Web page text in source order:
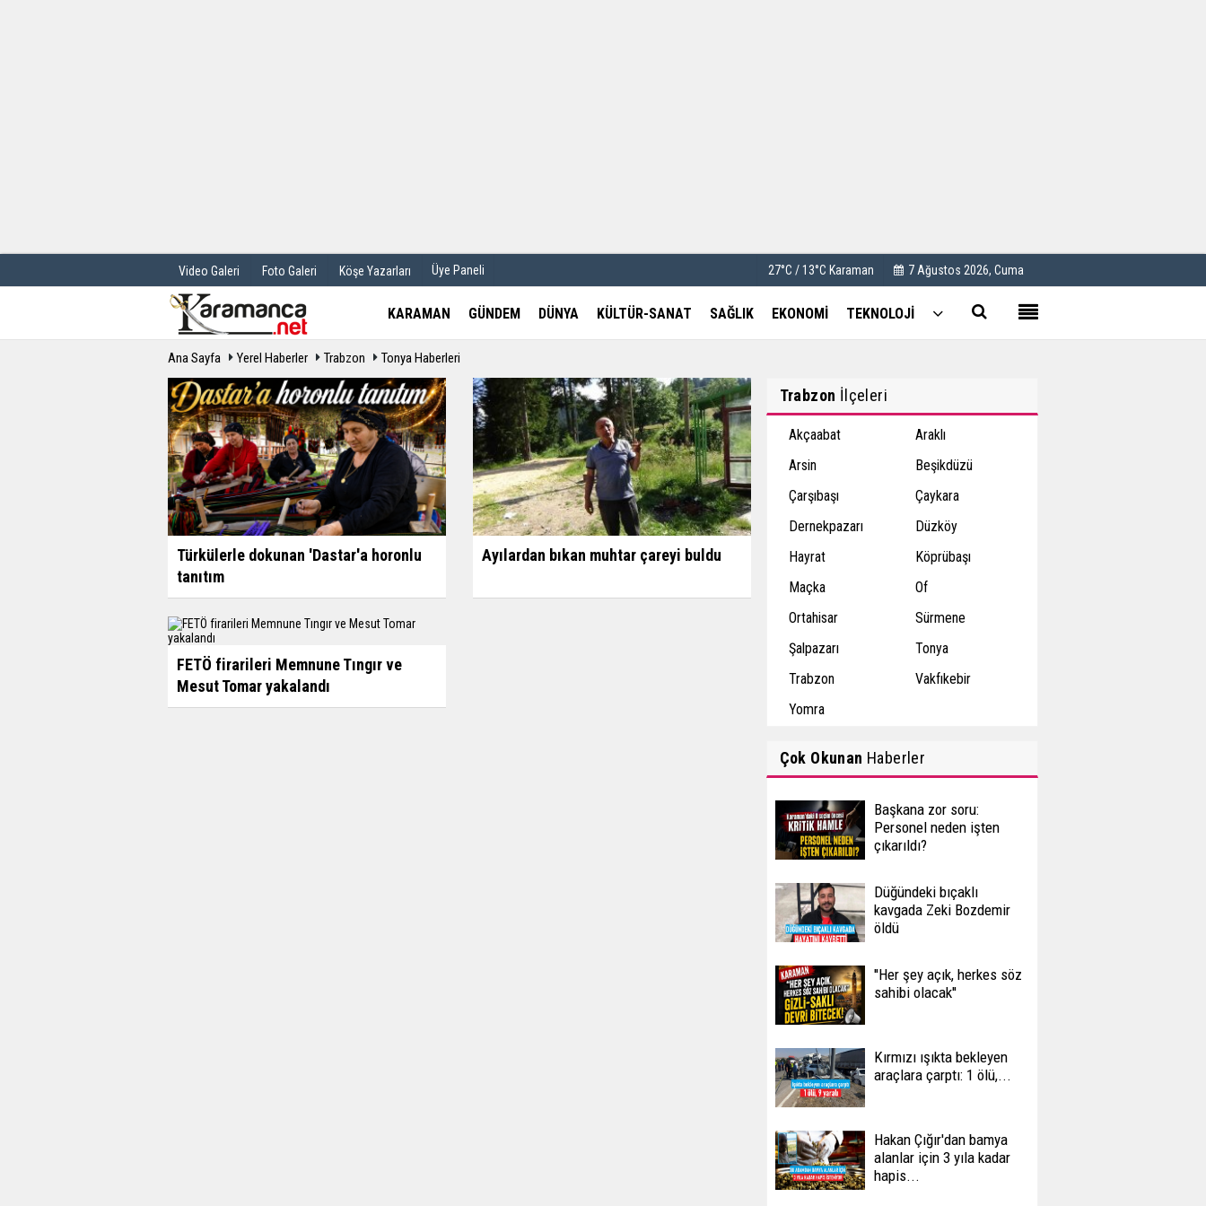
Video Galeri Foto Galeri Köşe Yazarları Üye Paneli 27°C / 13°C Karaman 7 Ağustos 2026, Cuma
KARAMAN GÜNDEM DÜNYA KÜLTÜR-SANAT SAĞLIK EKONOMİ TEKNOLOJİ
Ana Sayfa Yerel Haberler Trabzon Tonya Haberleri
Türkülerle dokunan 'Dastar'a horonlu
tanıtım
Ayılardan bıkan muhtar çareyi buldu
FETÖ firarileri Memnune Tıngır ve
Mesut Tomar yakalandı
Trabzon İlçeleri
Akçaabat
Araklı
Arsin
Beşikdüzü
Çarşıbaşı
Çaykara
Dernekpazarı
Düzköy
Hayrat
Köprübaşı
Maçka
Of
Ortahisar
Sürmene
Şalpazarı
Tonya
Trabzon
Vakfıkebir
Yomra
Çok Okunan Haberler
Başkana zor soru:
Personel neden işten
çıkarıldı?
Düğündeki bıçaklı
kavgada Zeki Bozdemir
öldü
''Her şey açık, herkes söz
sahibi olacak''
Kırmızı ışıkta bekleyen
araçlara çarptı: 1 ölü,...
Hakan Çığır'dan bamya
alanlar için 3 yıla kadar
hapis...